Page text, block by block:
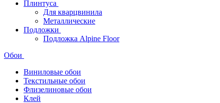
Плинтуса
Для кварцвинила
Металлические
Подложки
Подложка Alpine Floor
Обои
Виниловые обои
Текстильные обои
Флизелиновые обои
Клей